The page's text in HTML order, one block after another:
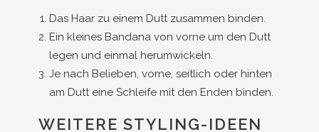
Das Haar zu einem Dutt zusammen binden.
Ein kleines Bandana von vorne um den Dutt
legen und einmal herumwickeln.
Je nach Belieben, vorne, seitlich oder hinten
am Dutt eine Schleife mit den Enden binden.
WEITERE STYLING-IDEEN